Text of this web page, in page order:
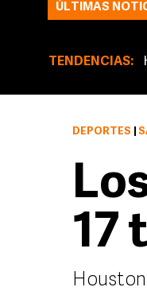
ÚLTIMAS
TENDENCIAS:
DEPORTES
17